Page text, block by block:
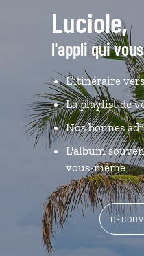
Luciole,
l'appli qui
L’itinéraire
La playlist de
Nos bonnes
L'album
vous-même